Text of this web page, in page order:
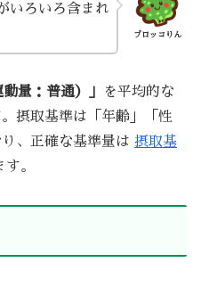
ブロッコりん
いろいろ含まれ
量：普通）」
を平均的な
摂取基準は「年齢」「性
、正確な基準量は 摂取基
。